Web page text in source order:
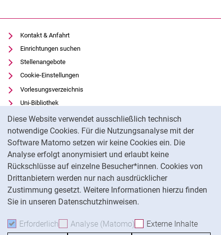
Diese Website verwendet ausschließlich technisch
notwendige Cookies. Für die Nutzungsanalyse mit der
Software Matomo setzen wir keine Cookies ein. Die
Analyse erfolgt anonymisiert und erlaubt keine
Rückschlüsse auf einzelne Besucher*innen. Cookies von
Drittanbietern werden nur nach ausdrücklicher
Zustimmung gesetzt. Weitere Informationen hierzu finden
Sie in unseren Datenschutzhinweisen.
Erforderlich Erforderliche Cookies akzeptieren
Analyse (Matomo) Analyse-Cookies
Externe Inhalte
Kontakt & Anfahrt
Einrichtungen suchen
Stellenangebote
Cookie-Einstellungen
Vorlesungsverzeichnis
Uni-Bibliothek
Moodle
Panopto
Datenschutz
Barrierefreiheit
Transparenter KI-Einsatz